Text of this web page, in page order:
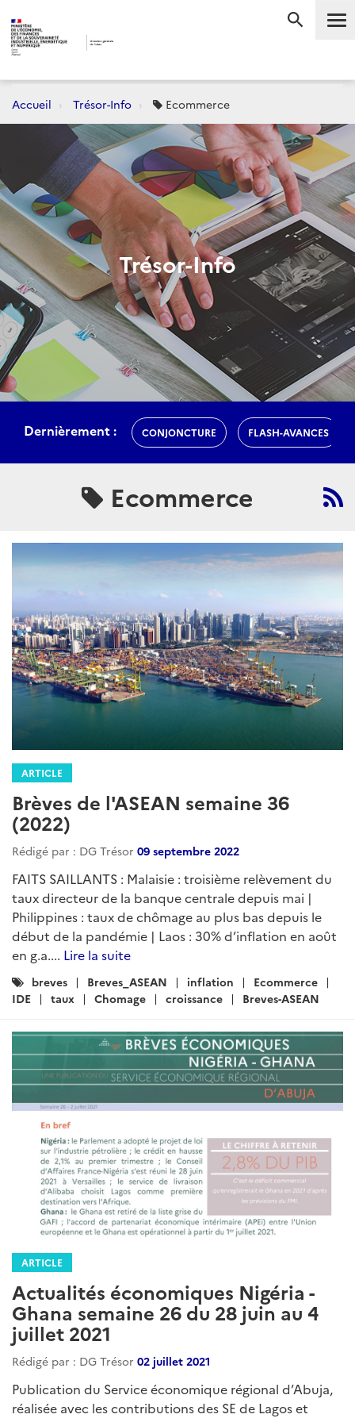
Accueil Trésor-Info Ecommerce
Trésor-Info
Dernièrement : CONJONCTURE FLASH-AVANCES
Ecommerce
ARTICLE
Brèves de l'ASEAN semaine 36
(2022)
Rédigé par : DG Trésor 09 septembre 2022
FAITS SAILLANTS : Malaisie : troisième relèvement du
taux directeur de la banque centrale depuis mai |
Philippines : taux de chômage au plus bas depuis le
début de la pandémie | Laos : 30% d’inflation en août
en g.a.... Lire la suite
Catégories
:
breves Breves_ASEAN inflation
Ecommerce
IDE
taux Chomage croissance Breves-ASEAN
ARTICLE
Actualités économiques Nigéria -
Ghana semaine 26 du 28 juin au 4
juillet 2021
Rédigé par : DG Trésor 02 juillet 2021
Publication du Service économique régional d’Abuja,
réalisée avec les contributions des SE de Lagos et